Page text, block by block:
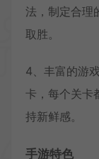
法，制定合理
取胜。
4、丰富的游
卡，每个关卡
持新鲜感。
手游特色